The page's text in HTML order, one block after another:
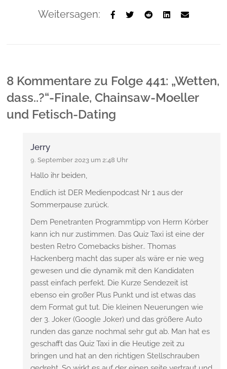
Weitersagen:
8 Kommentare zu Folge 441: „Wetten,
dass..?“-Finale, Chainsaw-Moeller
und Fetisch-Dating
Jerry
9. September 2023 um 2:48 Uhr
Hallo ihr beiden,
Endlich ist DER Medienpodcast Nr 1 aus der
Sommerpause zurück.
Dem Penetranten Programmtipp von Herrn Körber
kann ich nur zustimmen. Das Quiz Taxi ist eine der
besten Retro Comebacks bisher.. Thomas
Hackenberg macht das super als wäre er nie weg
gewesen und die dynamik mit den Kandidaten
passt einfach perfekt. Die Kurze Sendezeit ist
ebenso ein großer Plus Punkt und ist etwas das
dem Format gut tut. Die kleinen Neuerungen wie
der 3. Joker (Google Joker) und das größere Auto
runden das ganze nochmal sehr gut ab. Man hat es
geschafft das Quiz Taxi in die Heutige zeit zu
bringen und hat an den richtigen Stellschrauben